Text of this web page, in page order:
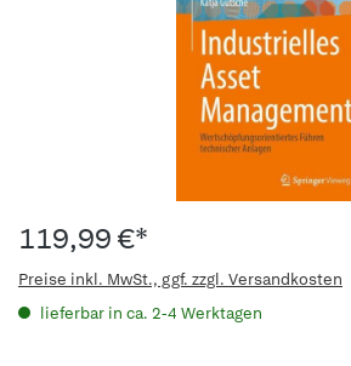
119,99 €*
Preise inkl. MwSt., ggf. zzgl. Versandkosten
lieferbar in ca. 2-4 Werktagen